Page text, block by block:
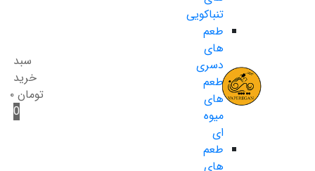
تنباکویی
طعم
های
دسری
طعم
های
میوه
ای
طعم
های
سبد
خرید
تومان ۰
0